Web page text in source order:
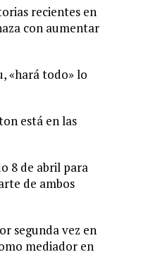
recientes en
con aumentar
«hará todo» lo
está en las
8 de abril para
de ambos
segunda vez en
mediador en